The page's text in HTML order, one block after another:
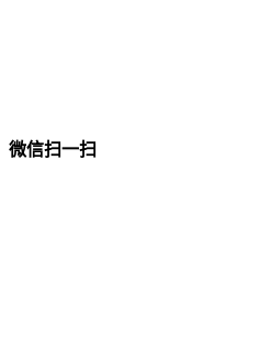
微信扫一扫